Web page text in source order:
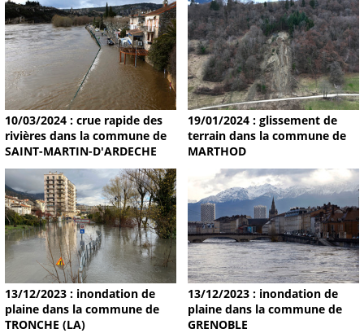
10/03/2024 : crue rapide des
rivières dans la commune de
SAINT-MARTIN-D'ARDECHE
19/01/2024 : glissement de
terrain dans la commune de
MARTHOD
13/12/2023 : inondation de
plaine dans la commune de
TRONCHE (LA)
13/12/2023 : inondation de
plaine dans la commune de
GRENOBLE